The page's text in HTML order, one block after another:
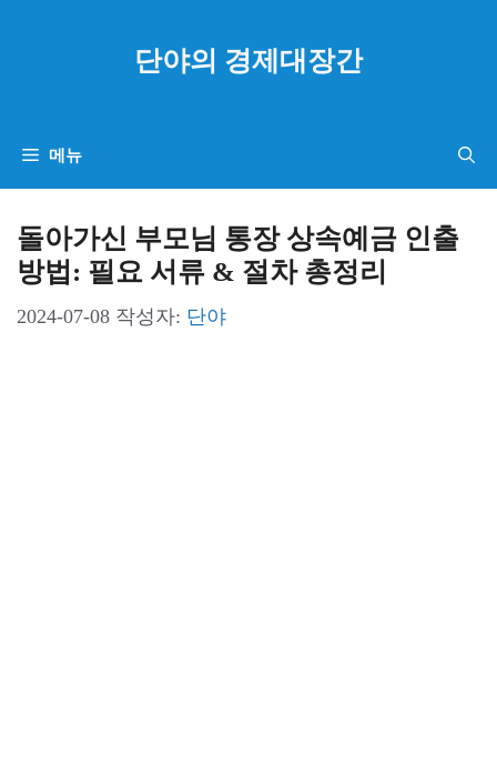
단야의 경제대장간
메뉴
돌아가신 부모님 통장 상속예금 인출
방법: 필요 서류 & 절차 총정리
2024-07-08 작성자: 단야